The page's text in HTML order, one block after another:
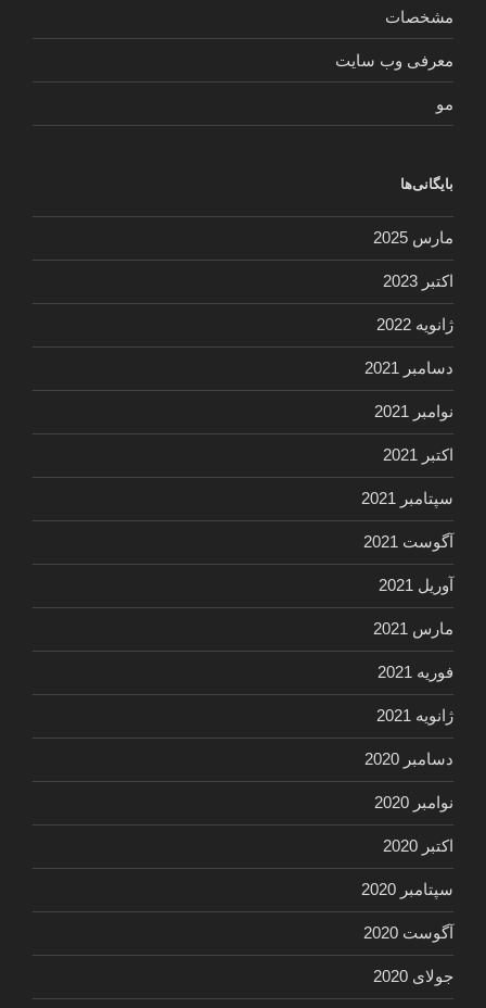
مشخصات
معرفی وب سایت
مو
بایگانی‌ها
مارس 2025
اکتبر 2023
ژانویه 2022
دسامبر 2021
نوامبر 2021
اکتبر 2021
سپتامبر 2021
آگوست 2021
آوریل 2021
مارس 2021
فوریه 2021
ژانویه 2021
دسامبر 2020
نوامبر 2020
اکتبر 2020
سپتامبر 2020
آگوست 2020
جولای 2020